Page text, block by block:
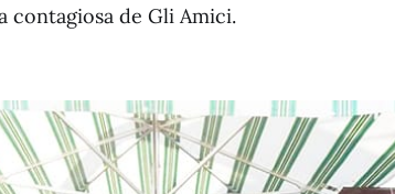
contagiosa de Gli Amici.